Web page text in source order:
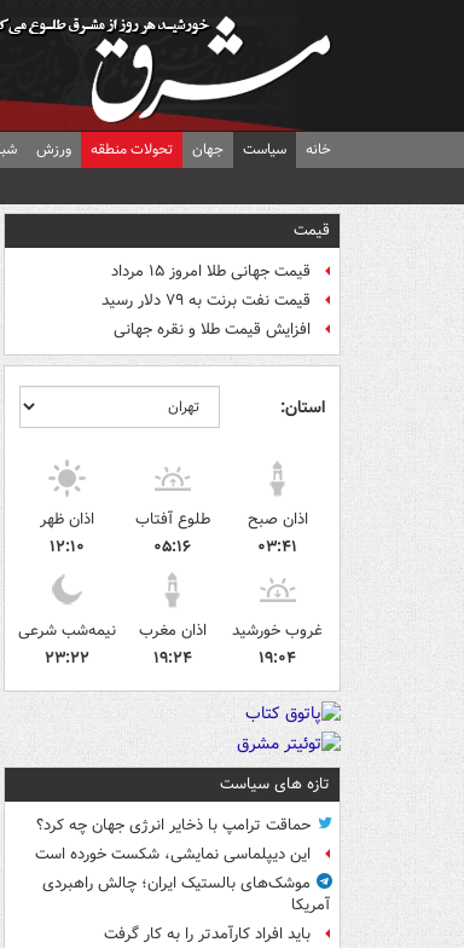
خانه سیاست جهان تحولات منطقه ورزش
قیمت
قیمت جهانی طلا امروز ۱۵ مرداد
قیمت نفت برنت به ۷۹ دلار رسید
افزایش قیمت طلا و نقره جهانی
استان:
اذان صبح
۰۳:۴۱
طلوع آفتاب
۰۵:۱۶
اذان ظهر
۱۲:۱۰
غروب خورشید
۱۹:۰۴
اذان مغرب
۱۹:۲۴
نیمه‌شب شرعی
۲۳:۲۲
تازه های سیاست
حماقت ترامپ با ذخایر انرژی جهان چه کرد؟
این دیپلماسی نمایشی، شکست خورده است
موشک‌های بالستیک ایران؛ چالش راهبردی
آمریکا
باید افراد کارآمدتر را به کار گرفت